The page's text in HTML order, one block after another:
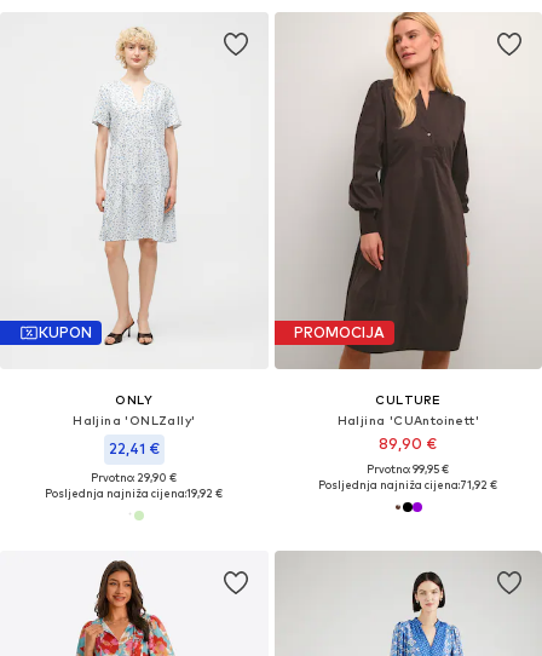
KUPON
ONLY
Haljina 'ONLZally'
22,41 €
Prvotno: 29,90 €
Posljednja najniža cijena:19,92 €
PROMOCIJA
CULTURE
Haljina 'CUAntoinett'
89,90 €
Prvotno: 99,95 €
Posljednja najniža cijena:71,92 €